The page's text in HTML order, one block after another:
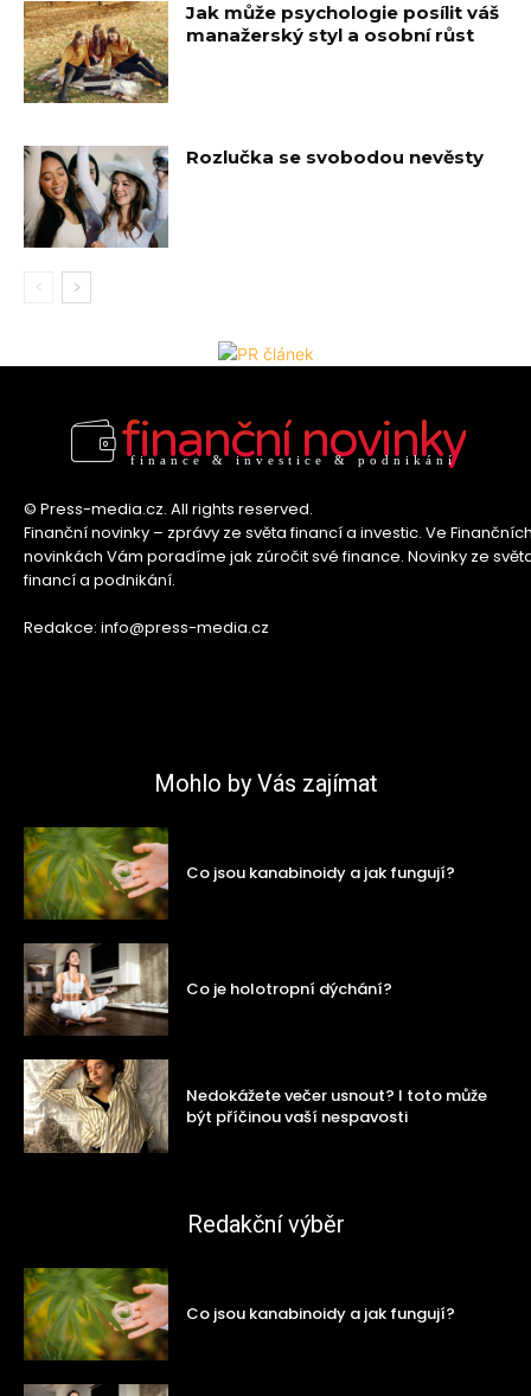
Jak může psychologie posílit váš
manažerský styl a osobní růst
Rozlučka se svobodou nevěsty
finanční novinky
finance & investice & podnikání
© Press-media.cz. All rights reserved.
Finanční novinky – zprávy ze světa financí a investic. Ve
novinkách Vám poradíme jak zúročit své finance. Novinky ze
financí a podnikání.
Redakce: info@press-media.cz
Mohlo by Vás zajímat
Co jsou kanabinoidy a jak fungují?
Co je holotropní dýchání?
Nedokážete večer usnout? I toto může
být příčinou vaší nespavosti
Redakční výběr
Co jsou kanabinoidy a jak fungují?